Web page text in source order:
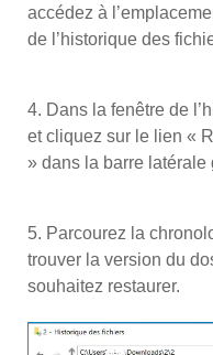
accédez à
de l’historique des
4. Dans la fenêtre de
et cliquez sur le lien «
» dans la barre latérale
5. Parcourez la
trouver la version du
souhaitez restaurer.